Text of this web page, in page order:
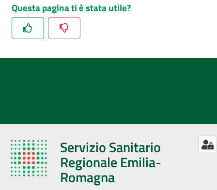
Questa pagina ti è stata utile?
Servizio Sanitario
Regionale Emilia-
Romagna